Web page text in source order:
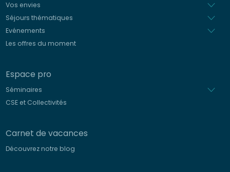
Vos envies
Séjours thématiques
Evénements
Les offres du moment
Espace pro
Séminaires
CSE et Collectivités
Carnet de vacances
Découvrez notre blog